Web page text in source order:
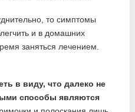
в виду, что далеко не
способы являются